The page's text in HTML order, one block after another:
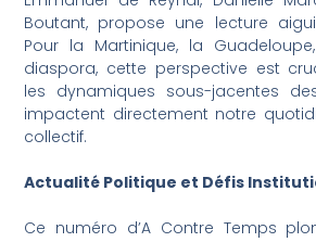
Boutant, propose une lecture
Pour la Martinique, la
diaspora, cette perspective est
les dynamiques sous-jacentes
impactent directement notre
collectif.
Actualité Politique et Défis
Ce numéro d’A Contre Temps